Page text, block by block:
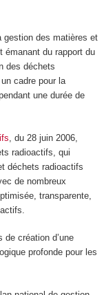
gestion des matières et
émanant du rapport du
des déchets
cadre pour la
une durée de
, du 28 juin 2006,
radioactifs, qui
déchets radioactifs
de nombreux
transparente,
création d’une
profonde pour les